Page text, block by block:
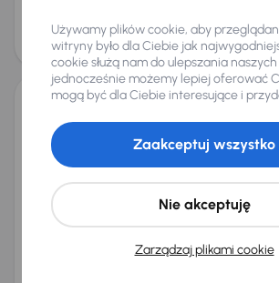
Cena
103 000 zł
Możliwość odliczenia VAT
Dacia Duster
2023 Diesel1.5 Blue dCi85 kW
Od pierwszego właściciela
Salon Polska
+6 kolejnych
od 351 zł
Najniższa cena z 30 dni przed
Używamy plików cookie, aby
witryny było dla Ciebie jak
cookie służą nam do ulepszania naszych
jednocześnie możemy lepiej oferować
mogą być dla Ciebie interesujące i
Zarządzaj plikami cookie
Nie akceptuję
Zaakceptuj wszystko